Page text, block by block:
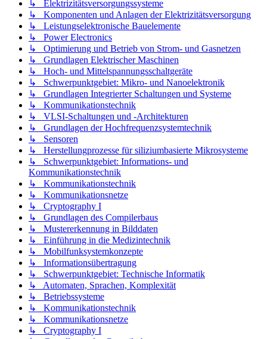
↳ Elektrizitätsversorgungssysteme
↳ Komponenten und Anlagen der Elektrizitätsversorgung
↳ Leistungselektronische Bauelemente
↳ Power Electronics
↳ Optimierung und Betrieb von Strom- und Gasnetzen
↳ Grundlagen Elektrischer Maschinen
↳ Hoch- und Mittelspannungsschaltgeräte
↳ Schwerpunktgebiet: Mikro- und Nanoelektronik
↳ Grundlagen Integrierter Schaltungen und Systeme
↳ Kommunikationstechnik
↳ VLSI-Schaltungen und -Architekturen
↳ Grundlagen der Hochfrequenzsystemtechnik
↳ Sensoren
↳ Herstellungprozesse für siliziumbasierte Mikrosysteme
↳ Schwerpunktgebiet: Informations- und
Kommunikationstechnik
↳ Kommunikationstechnik
↳ Kommunikationsnetze
↳ Cryptography I
↳ Grundlagen des Compilerbaus
↳ Mustererkennung in Bilddaten
↳ Einführung in die Medizintechnik
↳ Mobilfunksystemkonzepte
↳ Informationsübertragung
↳ Schwerpunktgebiet: Technische Informatik
↳ Automaten, Sprachen, Komplexität
↳ Betriebssysteme
↳ Kommunikationstechnik
↳ Kommunikationsnetze
↳ Cryptography I